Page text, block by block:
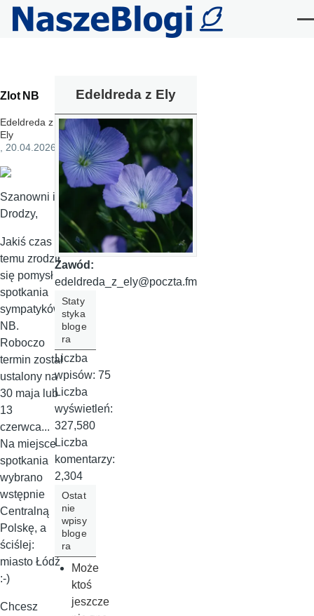
Przejdź do treści
Zlot NB
Edeldreda z
Ely
, 20.04.2026
Szanowni i
Drodzy,
Jakiś czas
temu zrodził
się pomysł
spotkania
sympatyków
NB.
Roboczo
termin został
ustalony na
30 maja lub
13
czerwca...
Na miejsce
spotkania
wybrano
wstępnie
Centralną
Polskę, a
ściślej:
miasto Łódź
:-)
Chcesz
Edeldreda z Ely
Zawód:
edeldreda_z_ely@poczta.fm
Staty
styka
bloge
ra
Liczba
wpisów: 75
Liczba
wyświetleń:
327,580
Liczba
komentarzy:
2,304
Ostat
nie
wpisy
bloge
ra
Może
ktoś
jeszcze